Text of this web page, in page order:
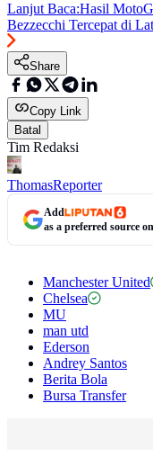
Lanjut Baca:Hasil
Bezzecchi Tercepat di
Share
Copy Link
Batal
Tim Redaksi
ThomasReporter
Add
as a preferred source
Manchester United
Chelsea
MU
man utd
Ederson
Andrey Santos
Berita Bola
Bursa Transfer